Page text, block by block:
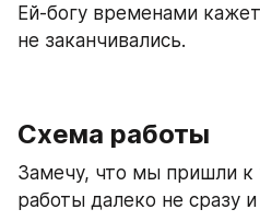
Ей-богу временами
не заканчивались.
Схема работы
Замечу, что мы пришли к
работы далеко не сразу